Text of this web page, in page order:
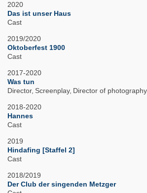
2020
Das ist unser Haus
Cast
2019/2020
Oktoberfest 1900
Cast
2017-2020
Was tun
Director Screenplay Director of photography
2018-2020
Hannes
Cast
2019
Hindafing [Staffel 2]
Cast
2018/2019
Der Club der singenden Metzger